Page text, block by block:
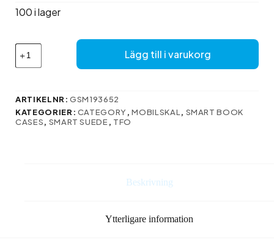
var:
är:
100 i lager
Smart
Suede
case
iPhone
6,3"
Lägg till i varukorg
ARTIKELNR:GSM193652
KATEGORIER: CATEGORY ,MOBILSKAL , SMART BOOK
CASES, SMART SUEDE , TFO
Beskrivning
Ytterligare information